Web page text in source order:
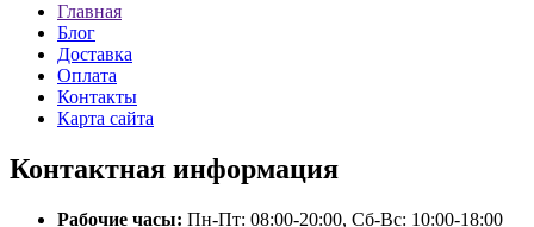
Главная
Блог
Доставка
Оплата
Контакты
Карта сайта
Контактная информация
Рабочие часы: Пн-Пт: 08:00-20:00, Сб-Вс: 10:00-18:00